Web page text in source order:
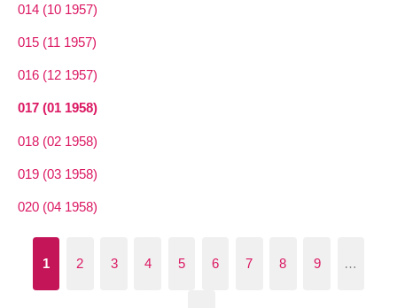
014 (10 1957)
015 (11 1957)
016 (12 1957)
017 (01 1958)
018 (02 1958)
019 (03 1958)
020 (04 1958)
1 2 3 4 5 6 7 8 9 …